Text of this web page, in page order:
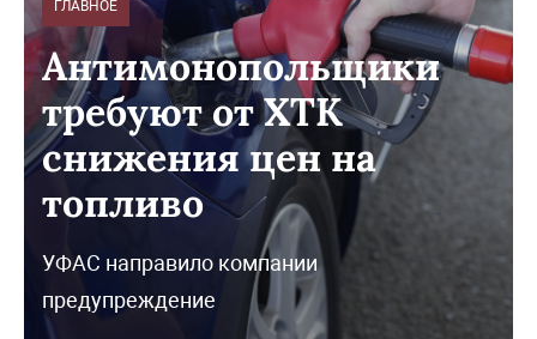
ГЛАВНОЕ
Антимонопольщики
требуют от ХТК
снижения цен на
топливо
УФАС направило компании
предупреждение